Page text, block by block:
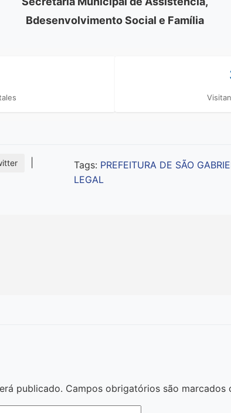
Bdesenvolvimento Social e Família
Tags: PREFEITURA DE SÃO
LEGAL
publicado. Campos obrigatórios são marcados